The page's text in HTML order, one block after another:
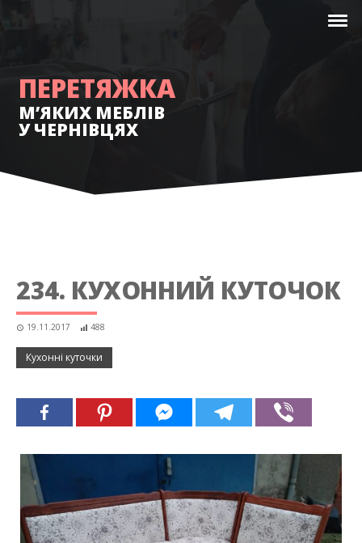
ПЕРЕТЯЖКА
М’ЯКИХ МЕБЛІВ
У ЧЕРНІВЦЯХ
234. КУХОННИЙ КУТОЧОК
19.11.2017 488
Кухонні куточки